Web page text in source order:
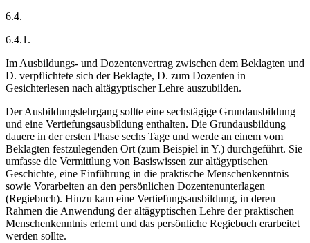
6.4.
6.4.1.
Im Ausbildungs- und Dozentenvertrag zwischen dem Beklagten und
D. verpflichtete sich der Beklagte, D. zum Dozenten in
Gesichterlesen nach altägyptischer Lehre auszubilden.
Der Ausbildungslehrgang sollte eine sechstägige Grundausbildung
und eine Vertiefungsausbildung enthalten. Die Grundausbildung
dauere in der ersten Phase sechs Tage und werde an einem vom
Beklagten festzulegenden Ort (zum Beispiel in Y.) durchgeführt. Sie
umfasse die Vermittlung von Basiswissen zur altägyptischen
Geschichte, eine Einführung in die praktische Menschenkenntnis
sowie Vorarbeiten an den persönlichen Dozentenunterlagen
(Regiebuch). Hinzu kam eine Vertiefungsausbildung, in deren
Rahmen die Anwendung der altägyptischen Lehre der praktischen
Menschenkenntnis erlernt und das persönliche Regiebuch erarbeitet
werden sollte.